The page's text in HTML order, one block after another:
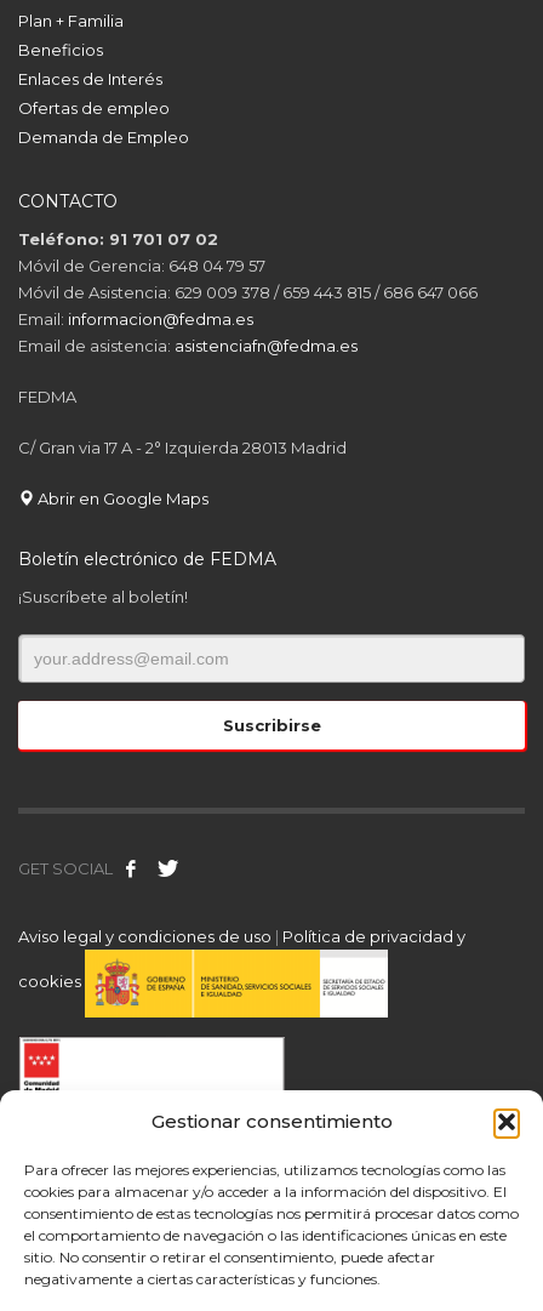
Gestionar consentimiento
Para ofrecer las mejores experiencias, utilizamos tecnologías como las
cookies para almacenar y/o acceder a la información del dispositivo. El
consentimiento de estas tecnologías nos permitirá procesar datos como
el comportamiento de navegación o las identificaciones únicas en este
sitio. No consentir o retirar el consentimiento, puede afectar
negativamente a ciertas características y funciones.
Plan + Familia
Beneficios
Enlaces de Interés
Ofertas de empleo
Demanda de Empleo
CONTACTO
Teléfono: 91 701 07 02
Móvil de Gerencia: 648 04 79 57
Móvil de Asistencia: 629 009 378 / 659 443 815 / 686 647 066
Email: informacion@fedma.es
Email de asistencia: asistenciafn@fedma.es
FEDMA
C/ Gran via 17 A - 2° Izquierda 28013 Madrid
Abrir en Google Maps
Boletín electrónico de FEDMA
¡Suscríbete al boletín!
GET SOCIAL
Aviso legal y condiciones de uso | Política de privacidad y
cookies